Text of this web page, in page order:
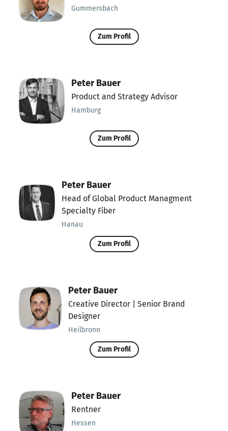
Gummersbach
Zum Profil
Peter Bauer
Product and Strategy Advisor
Hamburg
Zum Profil
Peter Bauer
Head of Global Product Managment
Specialty Fiber
Hanau
Zum Profil
Peter Bauer
Creative Director | Senior Brand
Designer
Heilbronn
Zum Profil
Peter Bauer
Rentner
Hessen